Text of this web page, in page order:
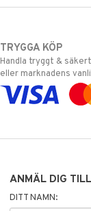
TRYGGA KÖP
Handla tryggt &
eller marknadens
ANMÄL DIG
DITT NAMN: